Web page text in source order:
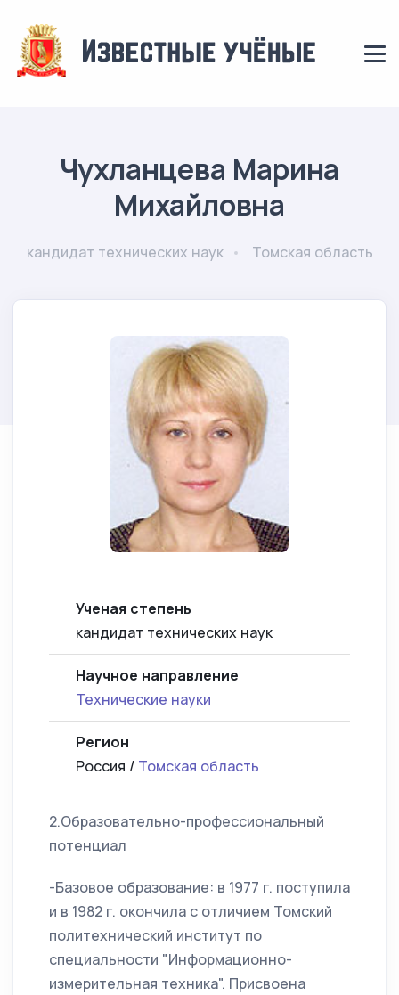
Чухланцева Марина
Михайловна
кандидат технических наук Томская область
Ученая степень
кандидат технических наук
Научное направление
Технические науки
Регион
Россия / Томская область
2.Образовательно-профессиональный
потенциал
-Базовое образование: в 1977 г. поступила
и в 1982 г. окончила с отличием Томский
политехнический институт по
специальности "Информационно-
измерительная техника". Присвоена